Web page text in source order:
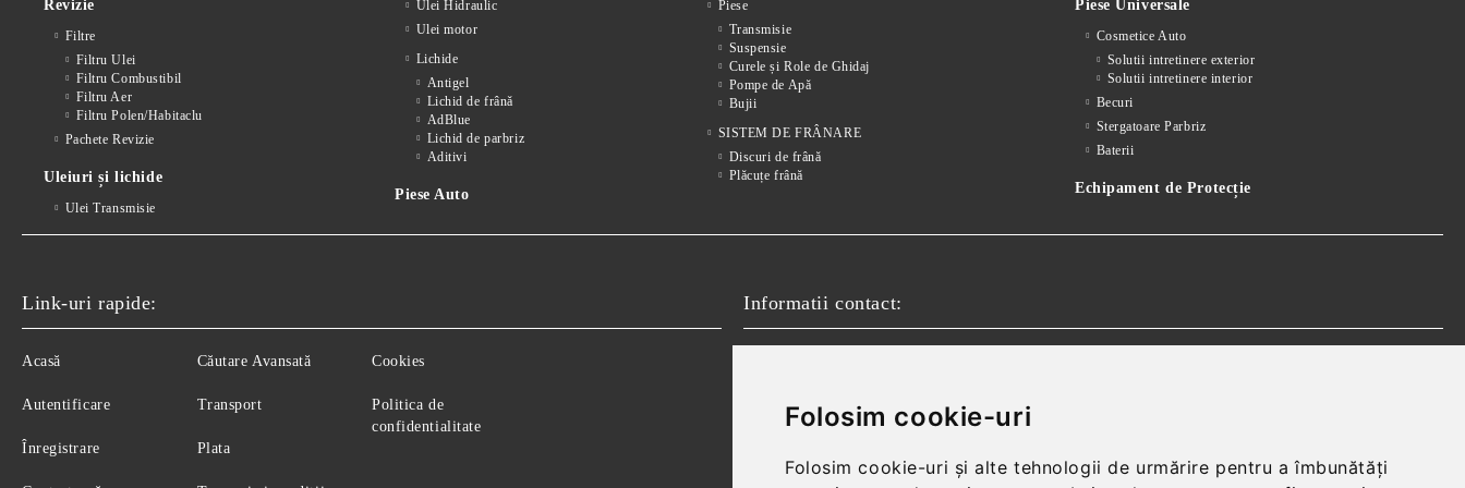
Folosim cookie-uri
Folosim cookie-uri și alte tehnologii de urmărire pentru a îmbunătăți
Revizie
Filtre
Filtru Ulei
Filtru Combustibil
Filtru Aer
Filtru Polen/Habitaclu
Pachete Revizie
Uleiuri și lichide
Ulei Transmisie
Ulei Hidraulic
Ulei motor
Lichide
Antigel
Lichid de frânǎ
AdBlue
Lichid de parbriz
Aditivi
Piese Auto
Piese
Transmisie
Suspensie
Curele și Role de Ghidaj
Pompe de Apă
Bujii
SISTEM DE FRÂNARE
Discuri de frână
Plăcuțe frână
Piese Universale
Cosmetice Auto
Solutii intretinere exterior
Solutii intretinere interior
Becuri
Stergatoare Parbriz
Baterii
Echipament de Protecție
Link-uri rapide:
Acasă
Autentificare
Înregistrare
Căutare Avansată
Transport
Plata
Cookies
Politica de
confidentialitate
Informatii contact: